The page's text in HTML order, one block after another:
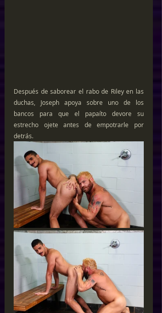
Después de saborear el rabo de Riley en las
duchas, Joseph apoya sobre uno de los
bancos para que el papaíto devore su
estrecho ojete antes de empotrarle por
detrás.